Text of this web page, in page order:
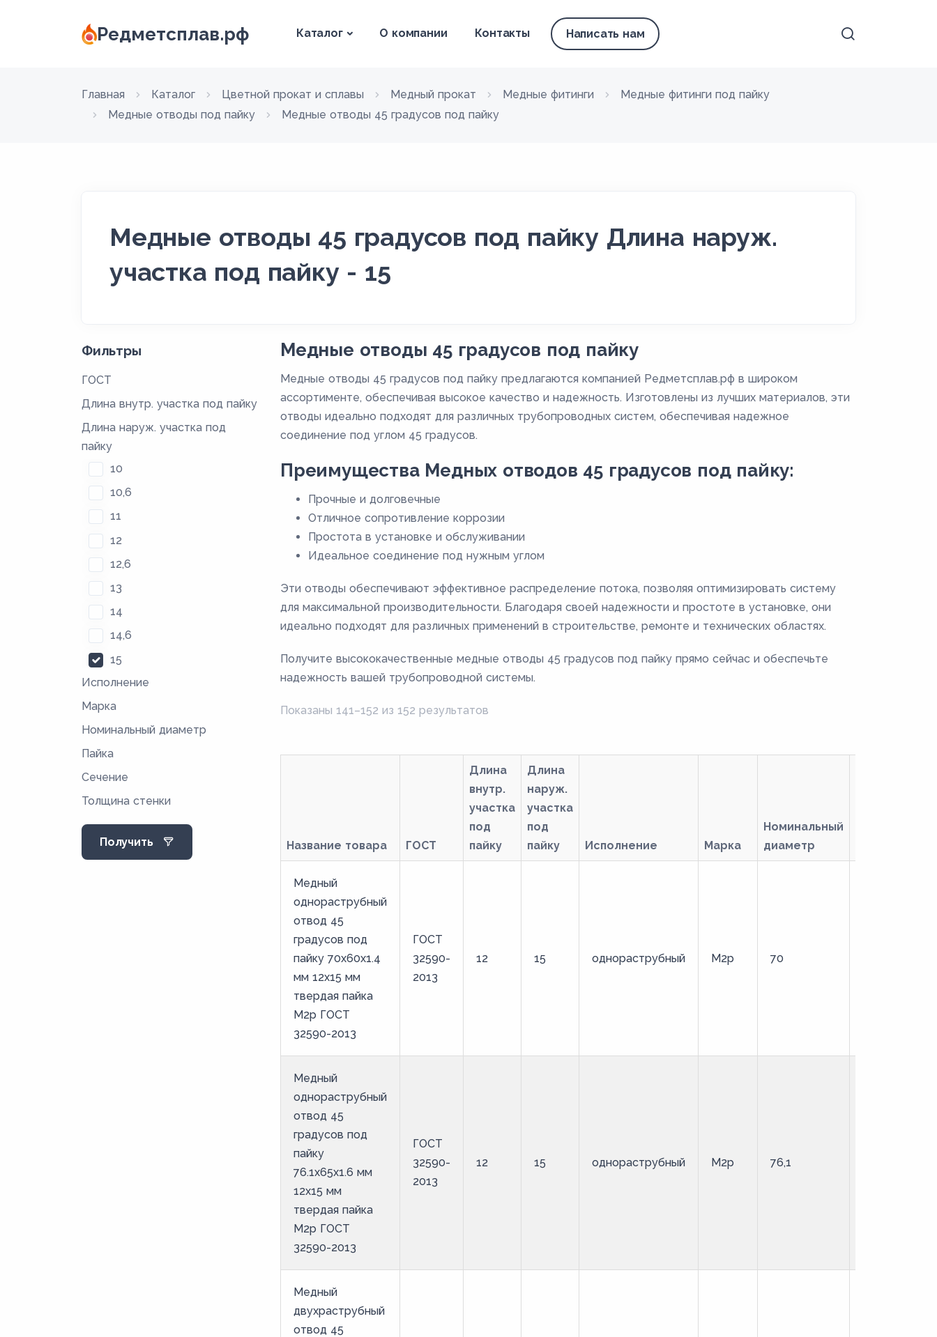
Редметсплав.рф Каталог О компании Контакты Написать нам
Главная Каталог Цветной прокат и сплавы Медный прокат Медные фитинги
Медные фитинги под пайку
Медные отводы под пайку
Медные отводы 45 градусов под пайку
Медные отводы 45 градусов под пайку Длина наруж.
участка под пайку - 15
Фильтры
ГОСТ
Длина внутр. участка под пайку
Длина наруж. участка под
пайку
10
10,6
11
12
12,6
13
14
14,6
15
16
17
17,6
18,4
19
20,4
24
25
Исполнение
Марка
Номинальный диаметр
Пайка
Сечение
Толщина стенки
Получить
Медные отводы 45 градусов под пайку
Медные отводы 45 градусов под пайку предлагаются компанией Редметсплав.рф в широком
ассортименте, обеспечивая высокое качество и надежность. Изготовлены из лучших материалов, эти
отводы идеально подходят для различных трубопроводных систем, обеспечивая надежное
соединение под углом 45 градусов.
Преимущества Медных отводов 45 градусов под пайку:
Прочные и долговечные
Отличное сопротивление коррозии
Простота в установке и обслуживании
Идеальное соединение под нужным углом
Эти отводы обеспечивают эффективное распределение потока, позволяя оптимизировать систему
для максимальной производительности. Благодаря своей надежности и простоте в установке, они
идеально подходят для различных применений в строительстве, ремонте и технических областях.
Получите высококачественные медные отводы 45 градусов под пайку прямо сейчас и обеспечьте
надежность вашей трубопроводной системы.
Показаны 141–152 из 152 результатов
Название товара ГОСТ
Длина
внутр.
участка
под
пайку
Длина
наруж.
участка
под
пайку
Исполнение Марка
Номинальный
диаметр
Медный
однораструбный
отвод 45
градусов под
пайку 70х60х1.4
мм 12х15 мм
твердая пайка
М2р ГОСТ
32590-2013
ГОСТ
32590-
2013
12 15 однораструбный М2р 70
Медный
однораструбный
отвод 45
градусов под
пайку
76.1х65х1.6 мм
12х15 мм
твердая пайка
М2р ГОСТ
32590-2013
ГОСТ
32590-
2013
12 15 однораструбный М2р 76,1
Медный
двухраструбный
отвод 45